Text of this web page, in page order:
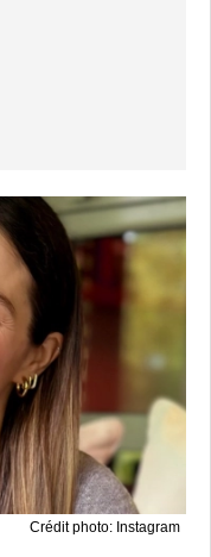
Crédit photo: Instagram